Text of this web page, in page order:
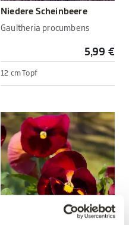
Niedere Scheinbeere
Gaultheria procumbens
5,99 €
12 cm Topf